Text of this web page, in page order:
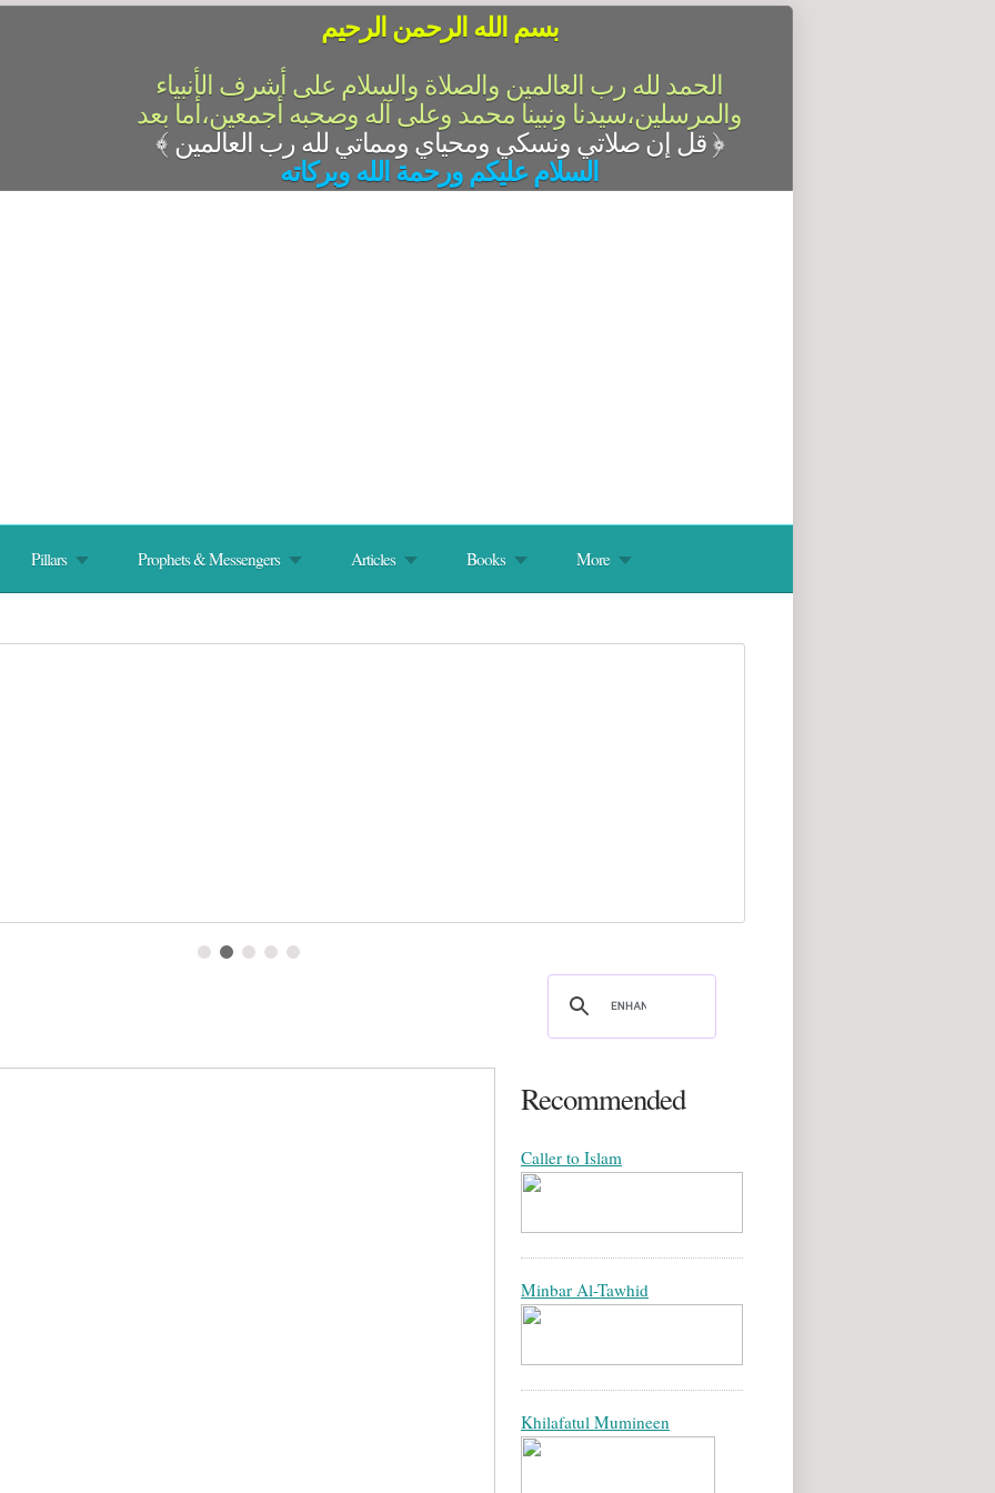
بسم الله الرحمن الرحيم
الحمد لله رب العالمين والصلاة والسلام على أشرف الأنبياء
والمرسلين،سيدنا ونبينا محمد وعلى آله وصحبه أجمعين،أما بعد
﴾ قل إن صلاتي ونسكي ومحياي ومماتي لله رب العالمين ﴿
السلام عليكم ورحمة الله وبركاته
Pillars Prophets & Messengers Articles Books More
Recommended
Caller to Islam
Minbar Al-Tawhid
Khilafatul Mumineen